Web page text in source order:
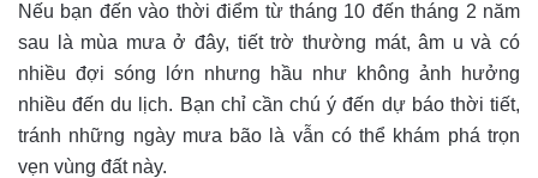
Nếu bạn đến vào thời điểm từ tháng 10 đến tháng 2 năm
sau là mùa mưa ở đây, tiết trờ thường mát, âm u và có
nhiều đợi sóng lớn nhưng hầu như không ảnh hưởng
nhiều đến du lịch. Bạn chỉ cần chú ý đến dự báo thời tiết,
tránh những ngày mưa bão là vẫn có thể khám phá trọn
vẹn vùng đất này.